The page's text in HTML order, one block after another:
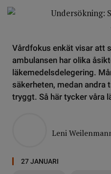
Vårdfokus enkät visar att
ambulansen har olika
läkemedelsdelegering.
säkerheten, medan andra
tryggt. Så här tycker våra
Leni
27 JANUARI